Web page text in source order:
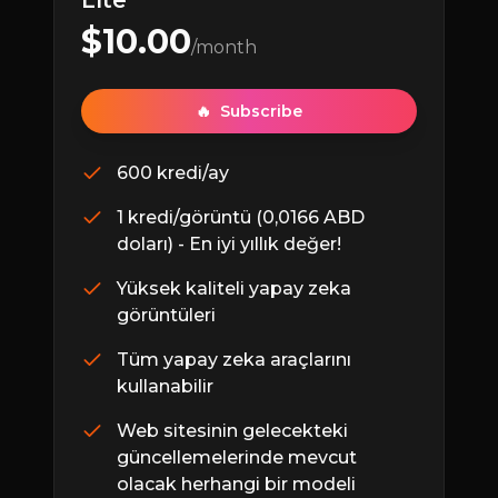
$10.00/month
🔥 Subscribe
600 kredi/ay
1 kredi/görüntü (0,0166 ABD
doları) - En iyi yıllık değer!
Yüksek kaliteli yapay zeka
görüntüleri
Tüm yapay zeka araçlarını
kullanabilir
Web sitesinin gelecekteki
güncellemelerinde mevcut
olacak herhangi bir modeli